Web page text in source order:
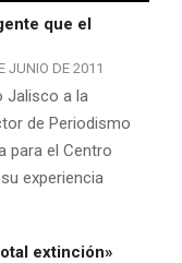
que el
JUNIO DE 2011
Jalisco a la
de Periodismo
para el Centro
experiencia
extinción»